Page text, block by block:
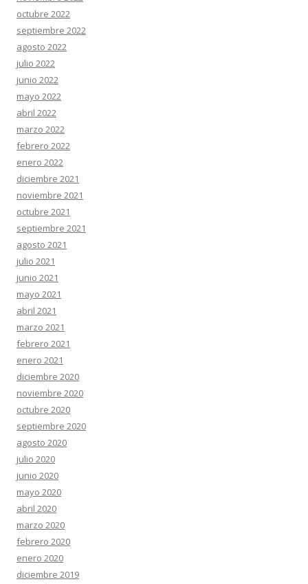
octubre 2022
septiembre 2022
agosto 2022
julio 2022
junio 2022
mayo 2022
abril 2022
marzo 2022
febrero 2022
enero 2022
diciembre 2021
noviembre 2021
octubre 2021
septiembre 2021
agosto 2021
julio 2021
junio 2021
mayo 2021
abril 2021
marzo 2021
febrero 2021
enero 2021
diciembre 2020
noviembre 2020
octubre 2020
septiembre 2020
agosto 2020
julio 2020
junio 2020
mayo 2020
abril 2020
marzo 2020
febrero 2020
enero 2020
diciembre 2019